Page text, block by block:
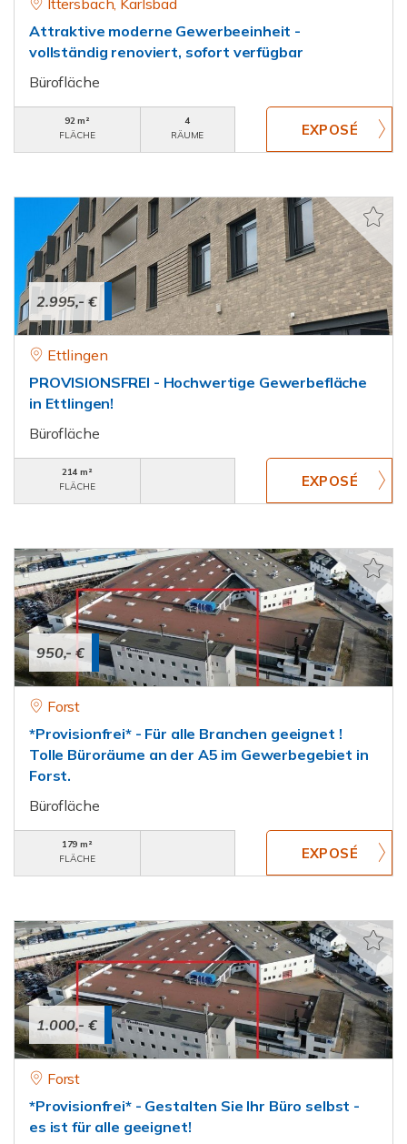
Ittersbach, Karlsbad
Attraktive moderne Gewerbeeinheit -
vollständig renoviert, sofort verfügbar
Bürofläche
92 m²
FLÄCHE
4
RÄUME
2.995,- €
Ettlingen
PROVISIONSFREI - Hochwertige Gewerbefläche
in Ettlingen!
Bürofläche
214 m²
FLÄCHE
950,- €
Forst
*Provisionfrei* - Für alle Branchen geeignet !
Tolle Büroräume an der A5 im Gewerbegebiet in
Forst.
Bürofläche
179 m²
FLÄCHE
1.000,- €
Forst
*Provisionfrei* - Gestalten Sie Ihr Büro selbst -
es ist für alle geeignet!